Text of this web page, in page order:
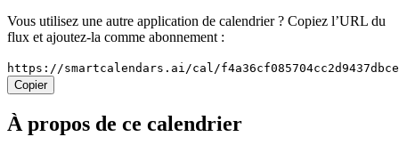
Vous utilisez une autre application de calendrier ? Copiez l’URL du
flux et ajoutez-la comme abonnement :
https://smartcalendars.ai/cal/
Copier
À propos de ce calendrier